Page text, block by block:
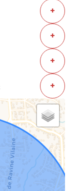
+
+
+
+